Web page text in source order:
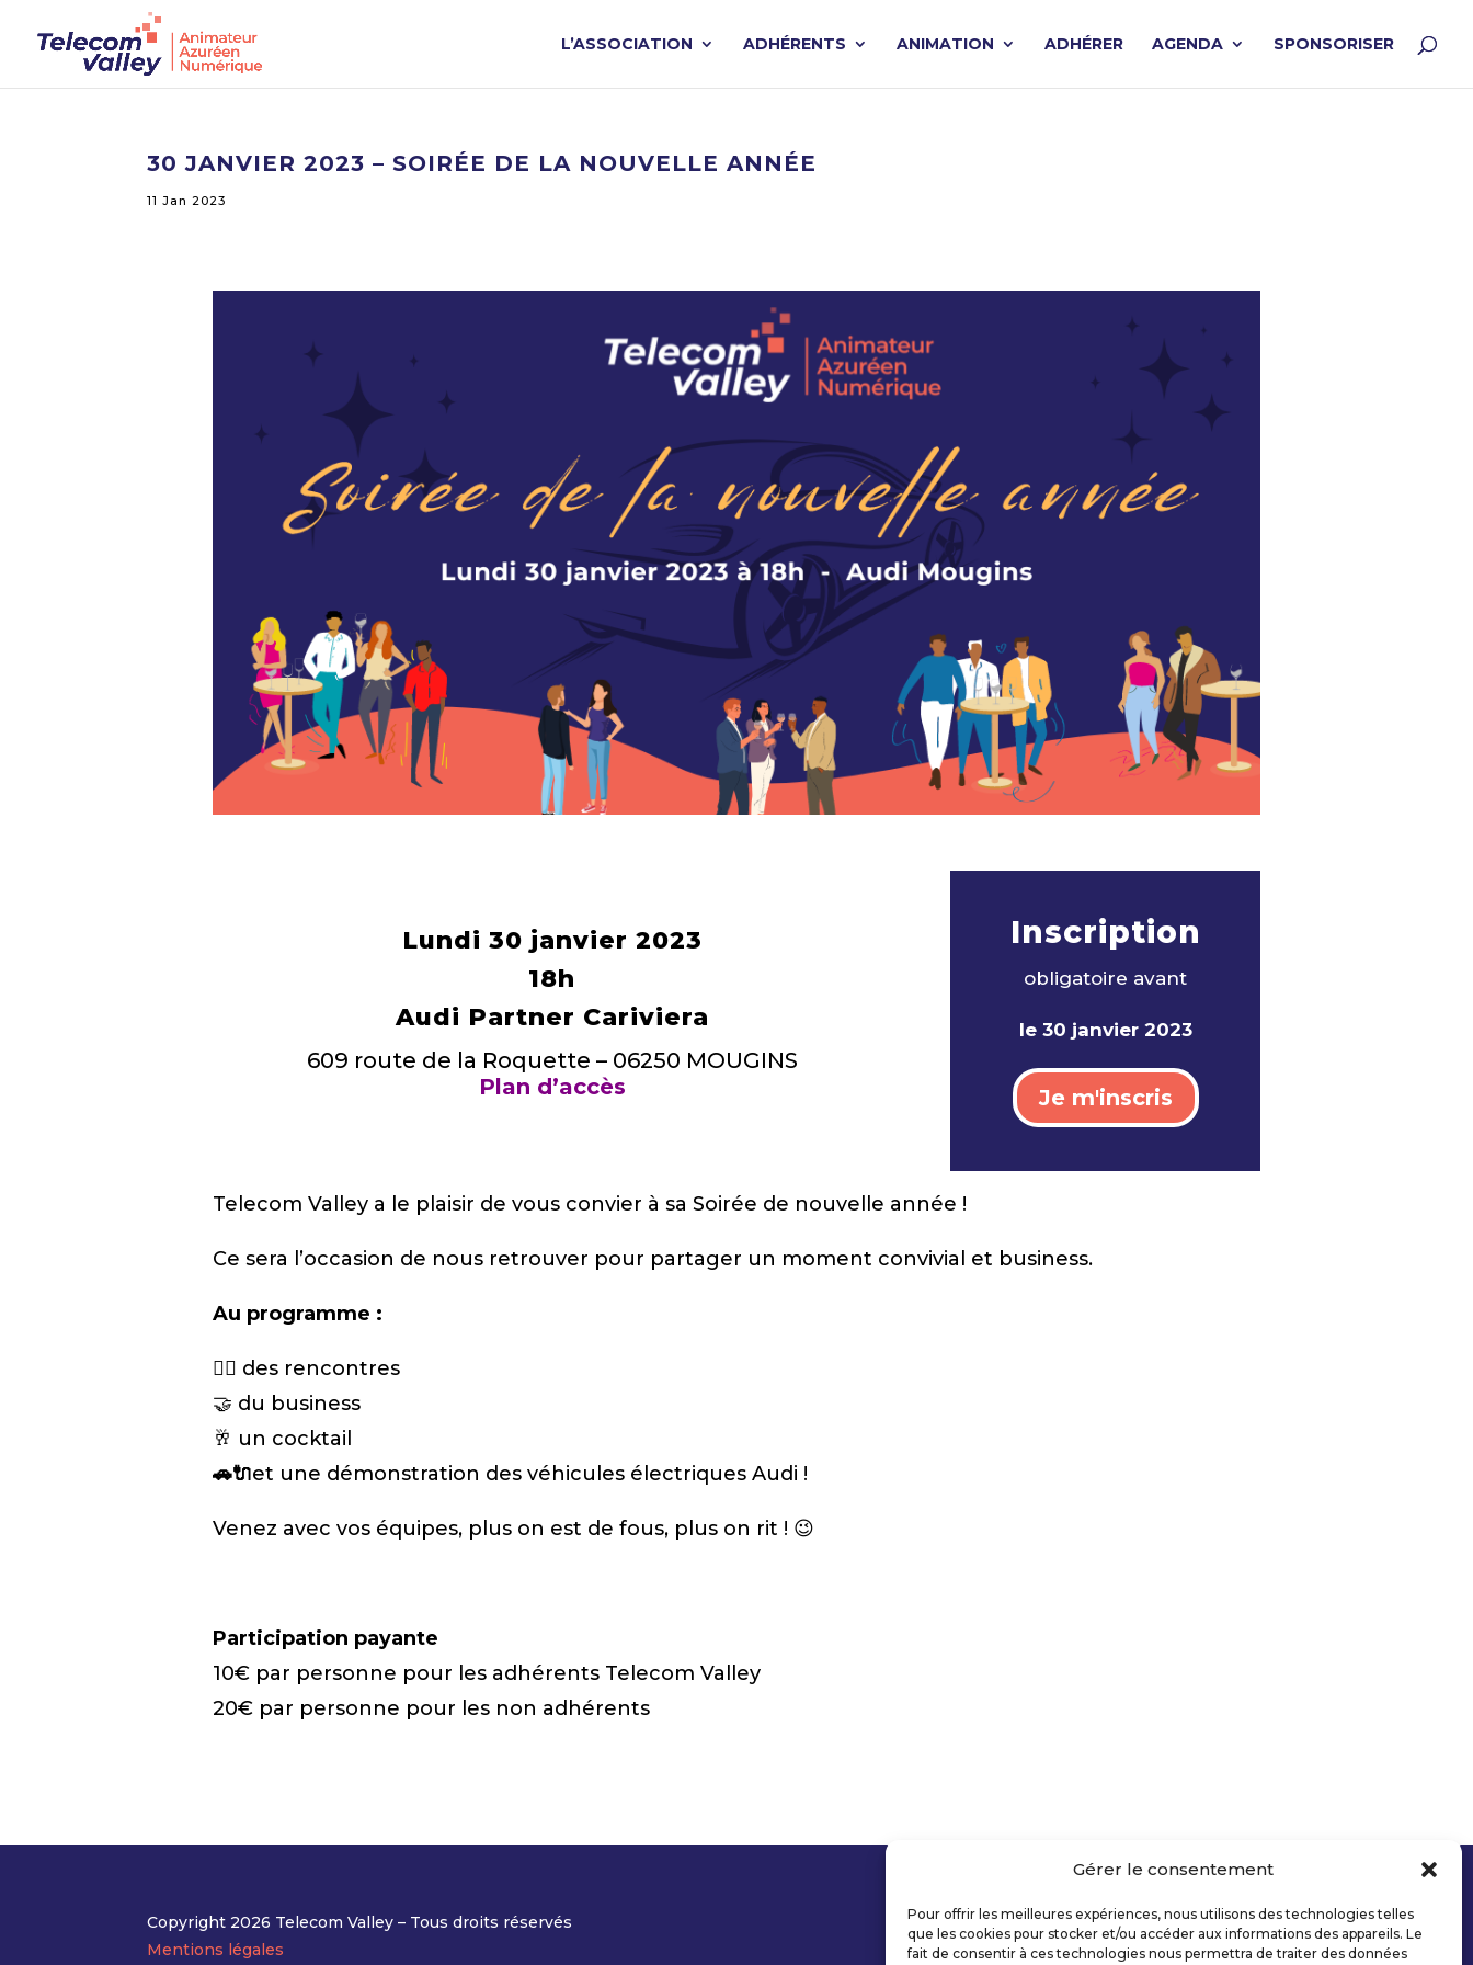
Gérer le consentement
Pour offrir les meilleures expériences, nous utilisons des technologies telles
que les cookies pour stocker et/ou accéder aux informations des appareils. Le
fait de consentir à ces technologies nous permettra de traiter des données
L’ASSOCIATION ADHÉRENTS ANIMATION ADHÉRER AGENDA SPONSORISER
30 JANVIER 2023 – SOIRÉE DE LA NOUVELLE ANNÉE
11 Jan 2023
Lundi 30 janvier 2023
18h
Audi Partner Cariviera
609 route de la Roquette – 06250 MOUGINS
Plan d’accès
Inscription
obligatoire avant
le 30 janvier 2023
Je m'inscris
Telecom Valley a le plaisir de vous convier à sa Soirée de nouvelle année !
Ce sera l’occasion de nous retrouver pour partager un moment convivial et business.
Au programme :
🙋‍♂️ des rencontres
🤝 du business
🥂 un cocktail
🚗🔌et une démonstration des véhicules électriques Audi !
Venez avec vos équipes, plus on est de fous, plus on rit ! 😉
Participation payante
10€ par personne pour les adhérents Telecom Valley
20€ par personne pour les non adhérents
Copyright 2026 Telecom Valley – Tous droits réservés
Mentions légales